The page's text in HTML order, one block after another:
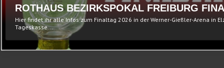
ROTHAUS BEZIRKSPOKAL FREIBURG
Hier findet ihr alle Infos zum Finaltag 2026 in der Werner-Gießler-Arena in
Tageskasse...